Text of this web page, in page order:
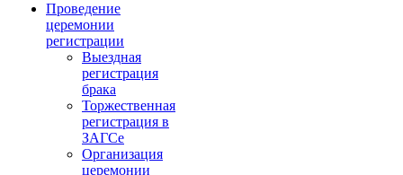
Проведение
церемонии
регистрации
Выездная
регистрация
брака
Торжественная
регистрация в
ЗАГСе
Организация
церемонии